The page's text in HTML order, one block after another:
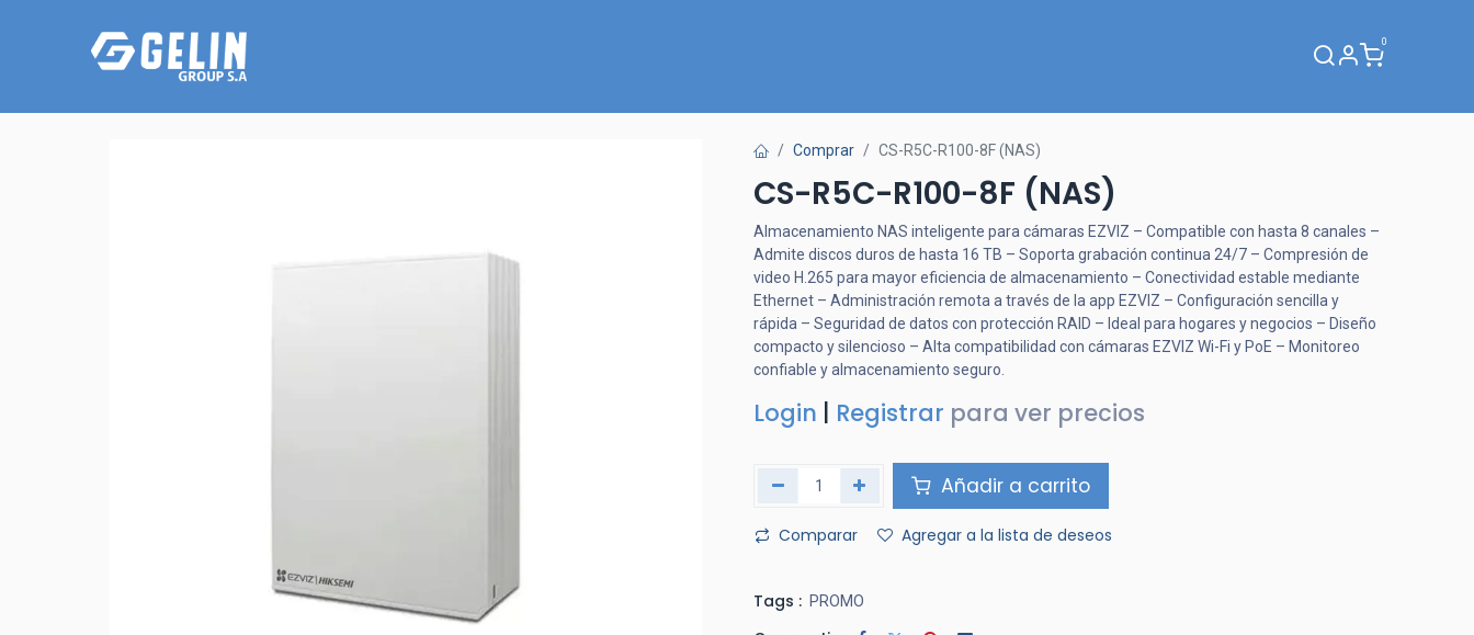
0
Comprar CS-R5C-R100-8F (NAS)
CS-R5C-R100-8F (NAS)
Almacenamiento NAS inteligente para cámaras EZVIZ – Compatible con hasta 8 canales –
Admite discos duros de hasta 16 TB – Soporta grabación continua 24/7 – Compresión de
video H.265 para mayor eficiencia de almacenamiento – Conectividad estable mediante
Ethernet – Administración remota a través de la app EZVIZ – Configuración sencilla y
rápida – Seguridad de datos con protección RAID – Ideal para hogares y negocios – Diseño
compacto y silencioso – Alta compatibilidad con cámaras EZVIZ Wi-Fi y PoE – Monitoreo
confiable y almacenamiento seguro.
Login Registrar para ver precios
Añadir a carrito
Comparar Agregar a la lista de deseos
Tags : PROMO